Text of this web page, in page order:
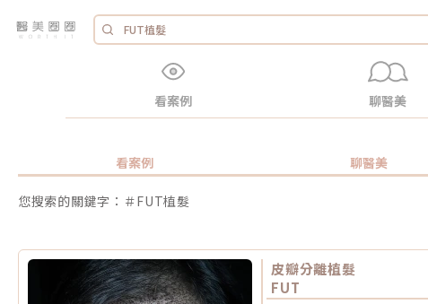
看案例 聊醫美
看案例 聊醫美
您搜索的關鍵字：＃FUT植髮
皮瓣分離植髮
FUT